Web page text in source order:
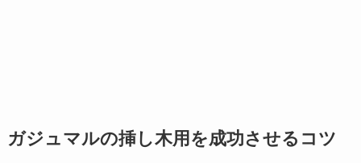
ガジュマルの挿し木用を成功させるコツ